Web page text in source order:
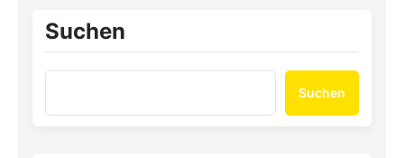
Suchen
Suchen